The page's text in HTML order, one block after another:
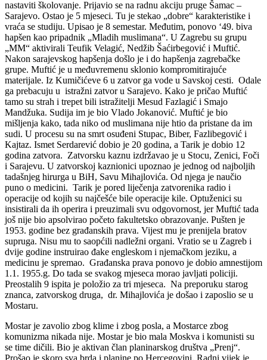
nastaviti školovanje. Prijavio se na radnu akciju pruge Šamac –
Sarajevo. Ostao je 5 mjeseci. Tu je stekao „dobre“ karakteristike i
vraća se studiju. Upisao je 8 semestar. Međutim, ponovo ‘49. biva
hapšen kao pripadnik „Mladih muslimana“. U Zagrebu su grupu
„MM“ aktivirali Teufik Velagić, Nedžib Šaćirbegović i Muftić.
Nakon sarajevskog hapšenja došlo je i do hapšenja zagrebačke
grupe. Muftić je u međuvremenu sklonio kompromitirajuće
materijale. Iz Kumičićeve 6 u zatvor ga vode u Savskoj cesti. Odale
ga prebacuju u istražni zatvor u Sarajevo. Kako je pričao Muftić
tamo su strah i trepet bili istražitelji Mesud Fazlagić i Smajo
Mandžuka. Sudija im je bio Vlado Jokanović. Muftić je bio
mišljenja kako, tada niko od muslimana nije htio da pristane da im
sudi. U procesu su na smrt osuđeni Stupac, Biber, Fazlibegović i
Kajtaz. Ismet Serdarević dobio je 20 godina, a Tarik je dobio 12
godina zatvora. Zatvorsku kaznu izdržavao je u Stocu, Zenici, Foči
i Sarajevu. U zatvorskoj kaznionici upoznao je jednog od najboljih
tadašnjeg hirurga u BiH, Savu Mihajlovića. Od njega je naučio
puno o medicini. Tarik je pored liječenja zatvorenika radio i
operacije od kojih su najčešće bile operacije kile. Optuženici su
insistirali da ih operira i preuzimali svu odgovornost, jer Muftić tada
još nije bio apsolvirao početo fakultetsko obrazovanje. Pušten je
1953. godine bez građanskih prava. Vijest mu je prenijela bratov
supruga. Nisu mu to saopćili nadležni organi. Vratio se u Zagreb i
dvije godine instruirao đake engleskom i njemačkom jeziku, a
medicinu je spremao. Građanska prava ponovo je dobio amnestijom
1.1. 1955.g. Do tada se svakog mjeseca morao javljati policiji.
Preostalih 9 ispita je položio za tri mjeseca. Na preporuku starog
znanca, zatvorskog druga, dr. Mihajlovića je došao i zaposlio se u
Mostaru.
Mostar je zavolio zbog klime i zbog posla, a Mostarce zbog
komunizma nikada nije. Mostar je bio mala Moskva i komunisti su
se time dičili. Bio je aktivan član planinarskog društva „Prenj“.
Prošao je skoro sva brda i planine po Hercegovini. Radni vijek je